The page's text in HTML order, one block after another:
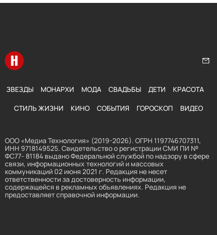
Перейти на главную
ЗВЕЗДЫ МОНАРХИ МОДА СВАДЬБЫ ДЕТИ КРАСОТА
СТИЛЬ ЖИЗНИ КИНО СОБЫТИЯ ГОРОСКОП ВИДЕО
ООО «Медиа Технология» (2019-2026). ОГРН 1197746707311,
ИНН 9718149525. Свидетельство о регистрации СМИ ПИ №
ФС77- 81184 выдано Федеральной службой по надзору в сфере
связи, информационных технологий и массовых
коммуникаций 02 июня 2021 г. Редакция не несет
ответственности за достоверность информации,
содержащейся в рекламных объявлениях. Редакция не
предоставляет справочной информации.